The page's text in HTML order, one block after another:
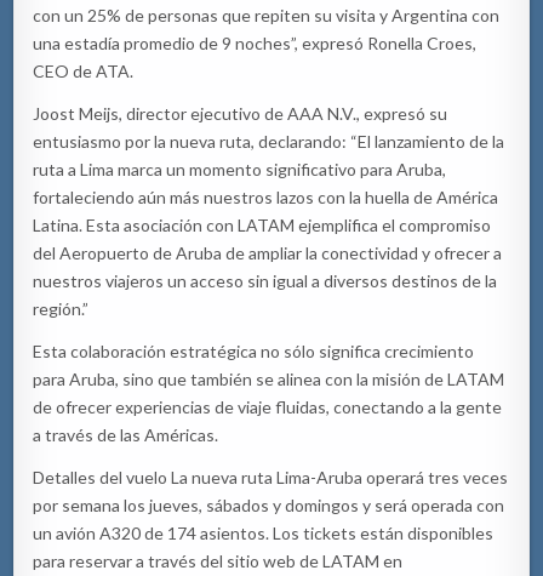
con un 25% de personas que repiten su visita y Argentina con
una estadía promedio de 9 noches”, expresó Ronella Croes,
CEO de ATA.
Joost Meijs, director ejecutivo de AAA N.V., expresó su
entusiasmo por la nueva ruta, declarando: “El lanzamiento de la
ruta a Lima marca un momento significativo para Aruba,
fortaleciendo aún más nuestros lazos con la huella de América
Latina. Esta asociación con LATAM ejemplifica el compromiso
del Aeropuerto de Aruba de ampliar la conectividad y ofrecer a
nuestros viajeros un acceso sin igual a diversos destinos de la
región.”
Esta colaboración estratégica no sólo significa crecimiento
para Aruba, sino que también se alinea con la misión de LATAM
de ofrecer experiencias de viaje fluidas, conectando a la gente
a través de las Américas.
Detalles del vuelo La nueva ruta Lima-Aruba operará tres veces
por semana los jueves, sábados y domingos y será operada con
un avión A320 de 174 asientos. Los tickets están disponibles
para reservar a través del sitio web de LATAM en